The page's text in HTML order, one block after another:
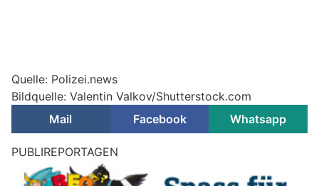
Quelle: Polizei.news
Bildquelle: Valentin Valkov/Shutterstock.com
Mail
Facebook Whatsapp
PUBLIREPORTAGEN